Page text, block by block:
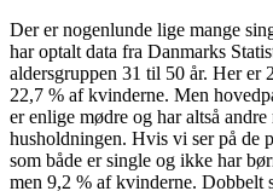
Der er nogenlunde lige mange
har optalt data fra Danmarks
aldersgruppen 31 til 50 år. Her er
22,7 % af kvinderne. Men
er enlige mødre og har altså
husholdningen. Hvis vi ser på de
som både er single og ikke har
men 9,2 % af kvinderne. Dobbelt